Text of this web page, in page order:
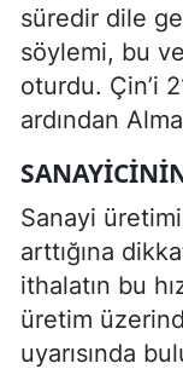
süredir dile
söylemi, bu
oturdu. Çin’i
ardından
Sanayi
arttığına
ithalatın bu
üretim
uyarısında